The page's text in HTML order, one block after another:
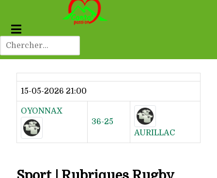
Dernier résultat
15-05-2026 21:00
OYONNAX
36-25
AURILLAC